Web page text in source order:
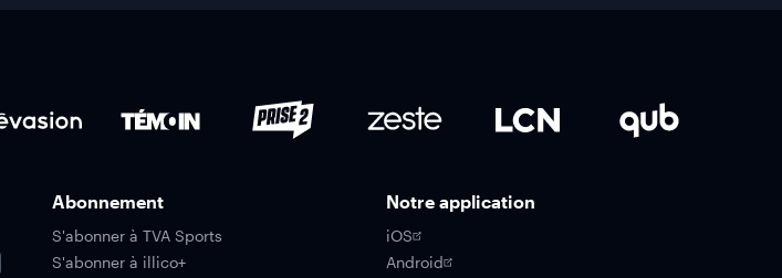
Abonnement
S'abonner à TVA Sports
S'abonner à illico+
Notre application
iOS
Android